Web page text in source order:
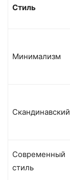
Стиль
Минимализм
Скандинавский
Современный
стиль